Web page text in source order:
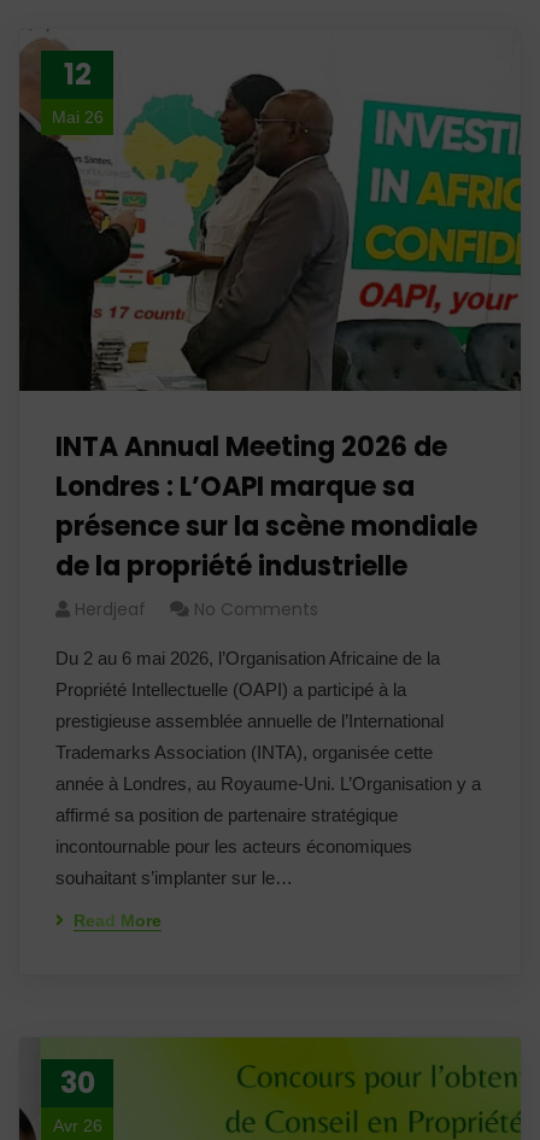
12
Mai 26
INTA Annual Meeting 2026 de
Londres : L’OAPI marque sa
présence sur la scène mondiale
de la propriété industrielle
Herdjeaf No Comments
Du 2 au 6 mai 2026, l’Organisation Africaine de la
Propriété Intellectuelle (OAPI) a participé à la
prestigieuse assemblée annuelle de l’International
Trademarks Association (INTA), organisée cette
année à Londres, au Royaume-Uni. L’Organisation y a
affirmé sa position de partenaire stratégique
incontournable pour les acteurs économiques
souhaitant s’implanter sur le…
Read More
30
Avr 26